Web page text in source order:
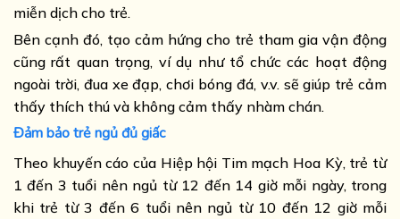
miễn dịch cho trẻ.
Bên cạnh đó, tạo cảm hứng cho trẻ tham gia vận động
cũng rất quan trọng, ví dụ như tổ chức các hoạt động
ngoài trời, đua xe đạp, chơi bóng đá, v.v. sẽ giúp trẻ cảm
thấy thích thú và không cảm thấy nhàm chán.
Đảm bảo trẻ ngủ đủ giấc
Theo khuyến cáo của Hiệp hội Tim mạch Hoa Kỳ, trẻ từ
1 đến 3 tuổi nên ngủ từ 12 đến 14 giờ mỗi ngày, trong
khi trẻ từ 3 đến 6 tuổi nên ngủ từ 10 đến 12 giờ mỗi